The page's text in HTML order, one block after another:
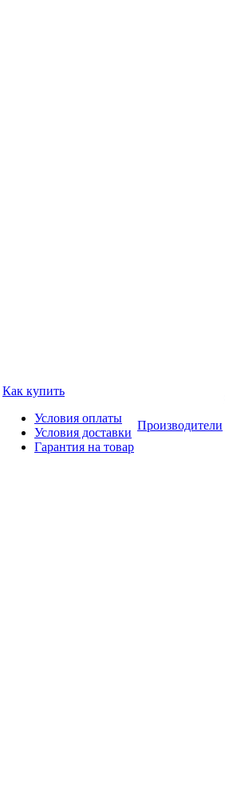
Как купить
Условия оплаты
Условия доставки
Гарантия на товар
Производители